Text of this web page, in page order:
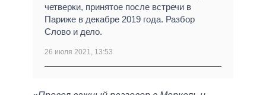
четверки, принятое после встречи в
Париже в декабре 2019 года. Разбор
Слово и дело.
26 июля 2021, 13:53